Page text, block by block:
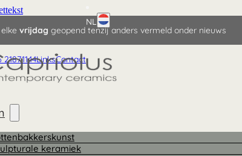
elkevrijdag geopend tenzij anders vermeld onder nieuws
21871144LinksContact
NL
English
keramiek